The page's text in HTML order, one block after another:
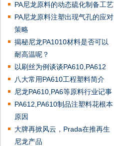
PA尼龙原料的动态硫化制备工艺
PA尼龙原料注塑出现气孔的应对
策略
揭秘尼龙PA1010材料是否可以
耐高温呢？
以刷丝为例谈谈PA610,PA612
八大常用PA610工程塑料简介
尼龙PA610,PA6等原料行业记事
PA612,PA610制品注塑料花根本
原因
大牌再掀风云，Prada在推再生
尼龙产品